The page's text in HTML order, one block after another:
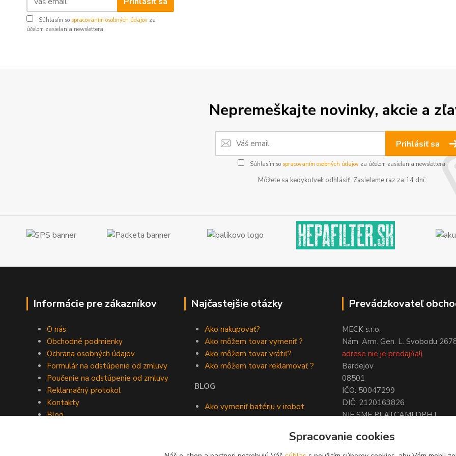
Súhlasím so spracovaním osobných údajov za
účelom zasielania newslettera.
Nepremeškajte novinky, akcie a
Prihlásiť sa
Súhlasím so spracovaním osobných údajovza účelom zasielania newslettera.
Môžete sa kedykoľvek odhlásiť. Zasielame raz za 14 dní.
Informácie pre zákazníkov
O nás
Obchodné podmienky
Ochrana osobných údajov
Formulár na odstúpenie od zmluvy
Poučenie na odstúpenie od zmluvy
Reklamačný protokol
Kontakty
Blog
Najčastejšie otázky
Ako nakupovať?
Ako môžem tovar vymeniť ?
Ako môžem tovar vrátiť?
Ako môžem tovar reklamovať ?
BLOG
Ako vymeniť batériu v irobot
roomba
Kedy vymeniť batériu roomba
Prevádzkovateľ
MECK s.r.o.
Nám. Arm. Gen. L. Svobodu
adrese nie je predajňa!)
Bardejov
08501
IČO: 50047299
DIČ: 2120163826
NIE SME PLATCAMI DPH !
Spracovanie cookies